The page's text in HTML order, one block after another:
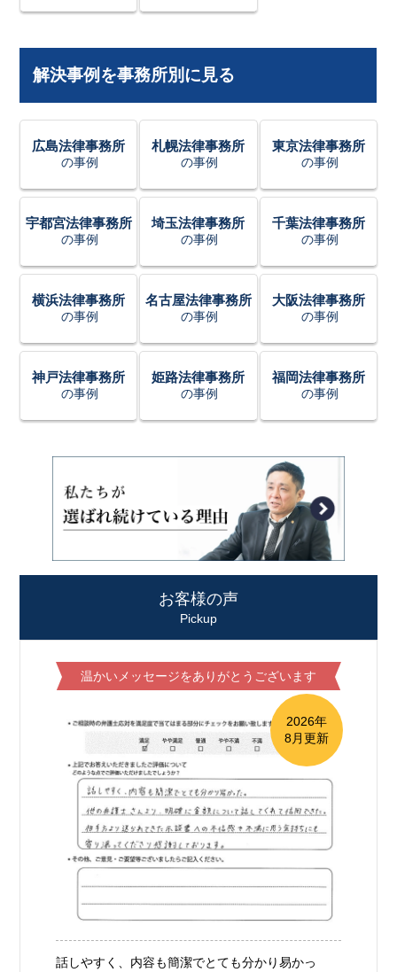
解決事例を事務所別に見る
広島法律事務所
の事例
札幌法律事務所
の事例
東京法律事務所
の事例
宇都宮法律事務所
の事例
埼玉法律事務所
の事例
千葉法律事務所
の事例
横浜法律事務所
の事例
名古屋法律事務所
の事例
大阪法律事務所
の事例
神戸法律事務所
の事例
姫路法律事務所
の事例
福岡法律事務所
の事例
お客様の声
Pickup
温かいメッセージをありがとうございます
2026年
8月更新
話しやすく、内容も簡潔でとても分かり易かっ